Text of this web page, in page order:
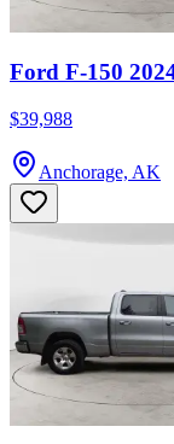
Ford F-150
$39,988
Anchorage, AK